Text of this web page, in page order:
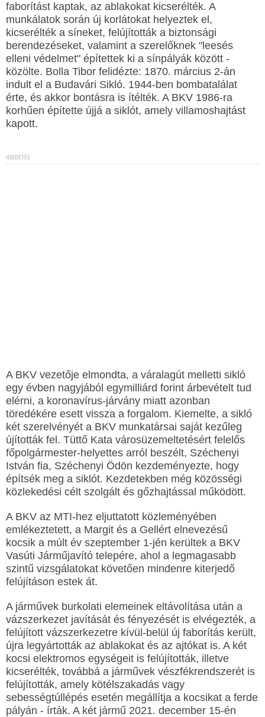
faborítást kaptak, az ablakokat kicserélték. A
munkálatok során új korlátokat helyeztek el,
kicserélték a síneket, felújították a biztonsági
berendezéseket, valamint a szerelőknek "leesés
elleni védelmet" építettek ki a sínpályák között -
közölte. Bolla Tibor felidézte: 1870. március 2-án
indult el a Budavári Sikló. 1944-ben bombatalálat
érte, és akkor bontásra is ítélték. A BKV 1986-ra
korhűen építette újjá a siklót, amely villamoshajtást
kapott.
HIRDETÉS
A BKV vezetője elmondta, a váralagút melletti sikló
egy évben nagyjából egymilliárd forint árbevételt tud
elérni, a koronavírus-járvány miatt azonban
töredékére esett vissza a forgalom. Kiemelte, a sikló
két szerelvényét a BKV munkatársai saját kezűleg
újították fel. Tüttő Kata városüzemeltetésért felelős
főpolgármester-helyettes arról beszélt, Széchenyi
István fia, Széchenyi Ödön kezdeményezte, hogy
építsék meg a siklót. Kezdetekben még közösségi
közlekedési célt szolgált és gőzhajtással működött.
A BKV az MTI-hez eljuttatott közleményében
emlékeztetett, a Margit és a Gellért elnevezésű
kocsik a múlt év szeptember 1-jén kerültek a BKV
Vasúti Járműjavító telepére, ahol a legmagasabb
szintű vizsgálatokat követően mindenre kiterjedő
felújításon estek át.
A járművek burkolati elemeinek eltávolítása után a
vázszerkezet javítását és fényezését is elvégezték, a
felújított vázszerkezetre kívül-belül új faborítás került,
újra legyártották az ablakokat és az ajtókat is. A két
kocsi elektromos egységeit is felújították, illetve
kicserélték, továbbá a járművek vészfékrendszerét is
felújították, amely kötélszakadás vagy
sebességtúllépés esetén megállítja a kocsikat a ferde
pályán - írták. A két jármű 2021. december 15-én